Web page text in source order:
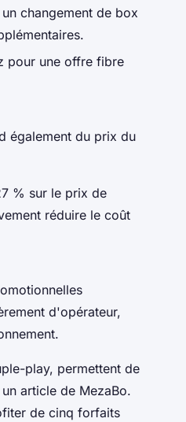
changement de box
pour une offre fibre
également du prix du
% sur le prix de
réduire le coût
d'opérateur,
play, permettent de
article de MezaBo.
de cinq forfaits